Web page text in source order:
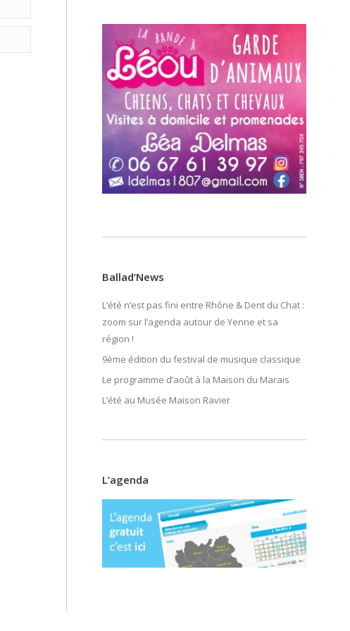
Ballad’News
L’été n’est pas fini entre Rhône & Dent du Chat :
zoom sur l’agenda autour de Yenne et sa
région !
9ème édition du festival de musique classique
Le programme d’août à la Maison du Marais
L’été au Musée Maison Ravier
L’agenda